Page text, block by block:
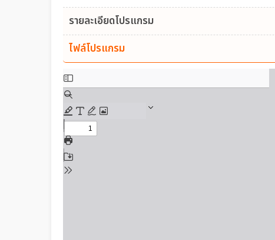
รายละเอียดโปรแกรม
ไฟล์โปรแกรม